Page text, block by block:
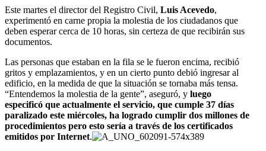
Este martes el director del Registro Civil, Luis Acevedo,
experimentó en carne propia la molestia de los ciudadanos que
deben esperar cerca de 10 horas, sin certeza de que recibirán sus
documentos.
Las personas que estaban en la fila se le fueron encima, recibió
gritos y emplazamientos, y en un cierto punto debió ingresar al
edificio, en la medida de que la situación se tornaba más tensa.
“Entendemos la molestia de la gente”, aseguró, y luego
especificó que actualmente el servicio, que cumple 37 días
paralizado este miércoles, ha logrado cumplir dos millones de
procedimientos pero esto sería a través de los certificados
emitidos por Internet.